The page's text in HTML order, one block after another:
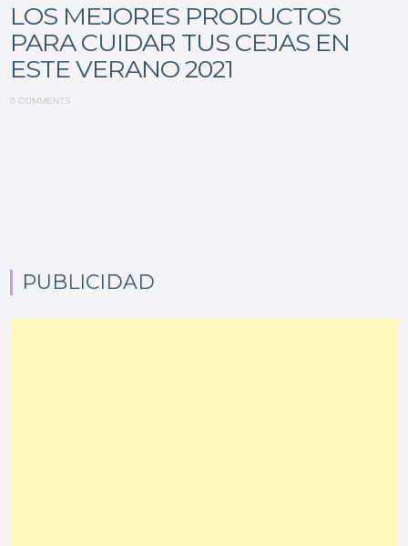
LOS MEJORES PRODUCTOS
PARA CUIDAR TUS CEJAS EN
ESTE VERANO 2021
0 COMMENTS
PUBLICIDAD